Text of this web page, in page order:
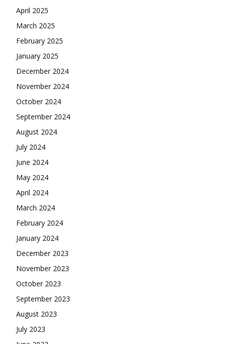
April 2025
March 2025
February 2025
January 2025
December 2024
November 2024
October 2024
September 2024
August 2024
July 2024
June 2024
May 2024
April 2024
March 2024
February 2024
January 2024
December 2023
November 2023
October 2023
September 2023
August 2023
July 2023